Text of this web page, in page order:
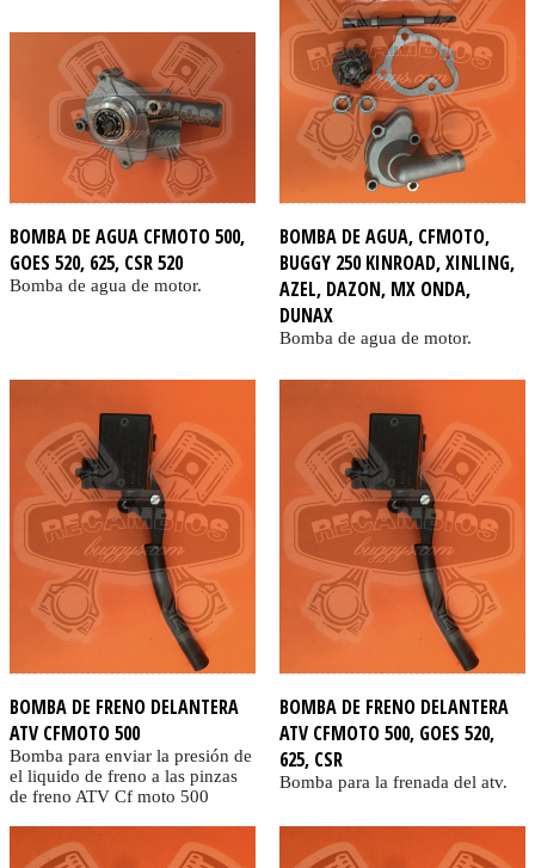
BOMBA DE AGUA CFMOTO 500,
GOES 520, 625, CSR 520
Bomba de agua de motor.
BOMBA DE AGUA, CFMOTO,
BUGGY 250 KINROAD, XINLING,
AZEL, DAZON, MX ONDA,
DUNAX
Bomba de agua de motor.
BOMBA DE FRENO DELANTERA
ATV CFMOTO 500
Bomba para enviar la presión de
el liquido de freno a las pinzas
de freno ATV Cf moto 500
BOMBA DE FRENO DELANTERA
ATV CFMOTO 500, GOES 520,
625, CSR
Bomba para la frenada del atv.